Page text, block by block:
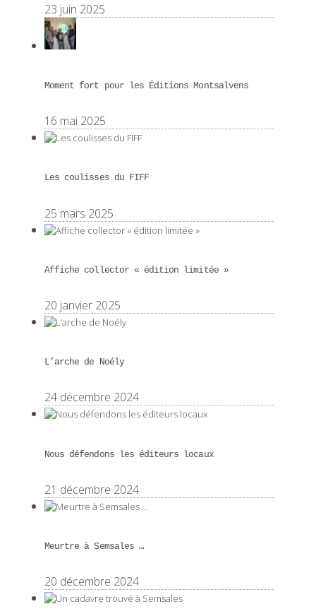
23 juin 2025
Moment fort pour les Éditions Montsalvens
16 mai 2025
Les coulisses du FIFF
25 mars 2025
Affiche collector « édition limitée »
20 janvier 2025
L’arche de Noély
24 décembre 2024
Nous défendons les éditeurs locaux
21 décembre 2024
Meurtre à Semsales …
20 décembre 2024